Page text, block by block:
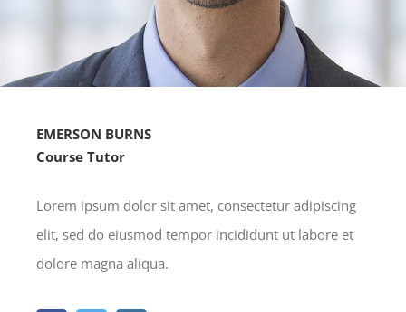
EMERSON BURNS
Course Tutor
Lorem ipsum dolor sit amet, consectetur adipiscing
elit, sed do eiusmod tempor incididunt ut labore et
dolore magna aliqua.